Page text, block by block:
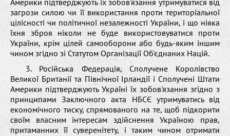
Америки підтверджують їх зобов'язання утримуватися від
загрози силою чи її використання проти територіальної
цілісності чи політичної незалежності України, і що ніяка
їхня зброя ніколи не буде використовуватися проти
України, крім цілей самооборони або будь-яким іншим
чином згідно зі Статутом Організації Об'єднаних Націй.
3. Російська Федерація, Сполучене Королівство
Великої Британії та Північної Ірландії і Сполучені Штати
Америки підтверджують Україні їх зобов'язання згідно з
принципами Заключного акта НБСЄ утримуватись від
економічного тиску, спрямованого на те, щоб підкорити
своїм власним інтересам здійснення Україною прав,
притаманних її суверенітету, і таким чином отримати